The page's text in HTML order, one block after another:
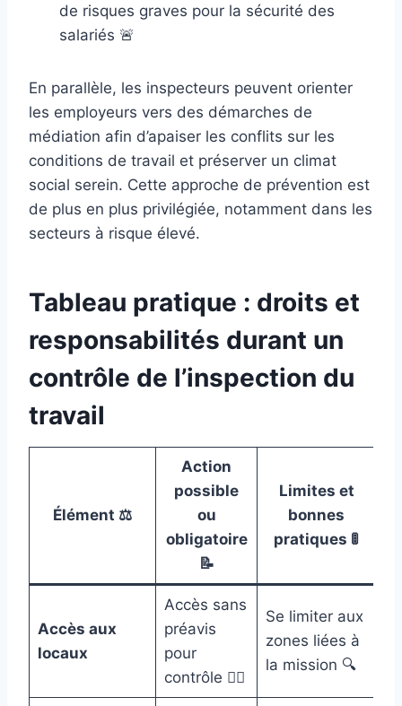
de risques graves pour la sécurité des
salariés 🚨
En parallèle, les inspecteurs peuvent orienter
les employeurs vers des démarches de
médiation afin d’apaiser les conflits sur les
conditions de travail et préserver un climat
social serein. Cette approche de prévention est
de plus en plus privilégiée, notamment dans les
secteurs à risque élevé.
Tableau pratique : droits et
responsabilités durant un
contrôle de l’inspection du
travail
Élément ⚖️
Action
possible
ou
obligatoire
📝
Limites et
bonnes
pratiques 🚦
Accès aux
locaux
Accès sans
préavis
pour
contrôle 👮‍♂️
Se limiter aux
zones liées à
la mission 🔍